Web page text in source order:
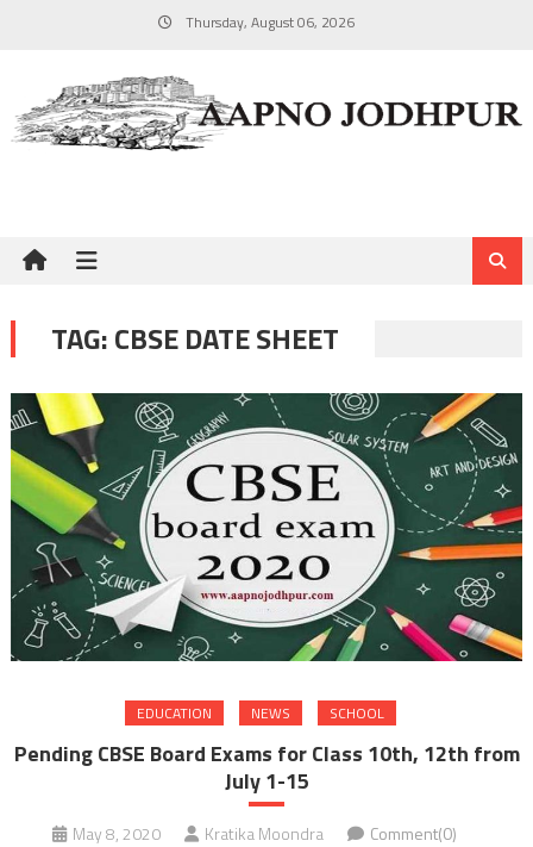
Thursday, August 06, 2026
TAG:CBSE DATE SHEET
EDUCATION NEWS SCHOOL
Pending CBSE Board Exams for Class 10th, 12th from
July 1-15
May 8, 2020 Kratika Moondra Comment(0)